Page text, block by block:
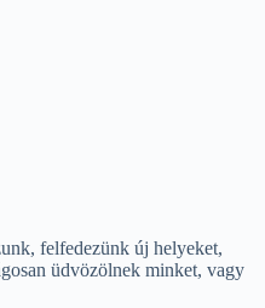
felfedezünk új helyeket,
üdvözölnek minket, vagy